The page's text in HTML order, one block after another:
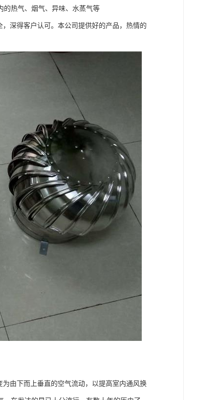
的热气、烟气、异味、水蒸气等
深得客户认可。本公司提供好的产品，热情的
由下而上垂直的空气流动，以提高室内通风换